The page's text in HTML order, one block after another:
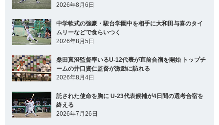
2026年8月6日
中学軟式の強豪・駿台学園中を相手に大和田与喜のタイ
ムリーなどで食らいつく
2026年8月5日
桑田真澄監督率いるU-12代表が直前合宿を開始 トップチ
ームの井口資仁監督が激励に訪れる
2026年8月4日
託された使命を胸に U-23代表候補が4日間の選考合宿を
終える
2026年7月26日